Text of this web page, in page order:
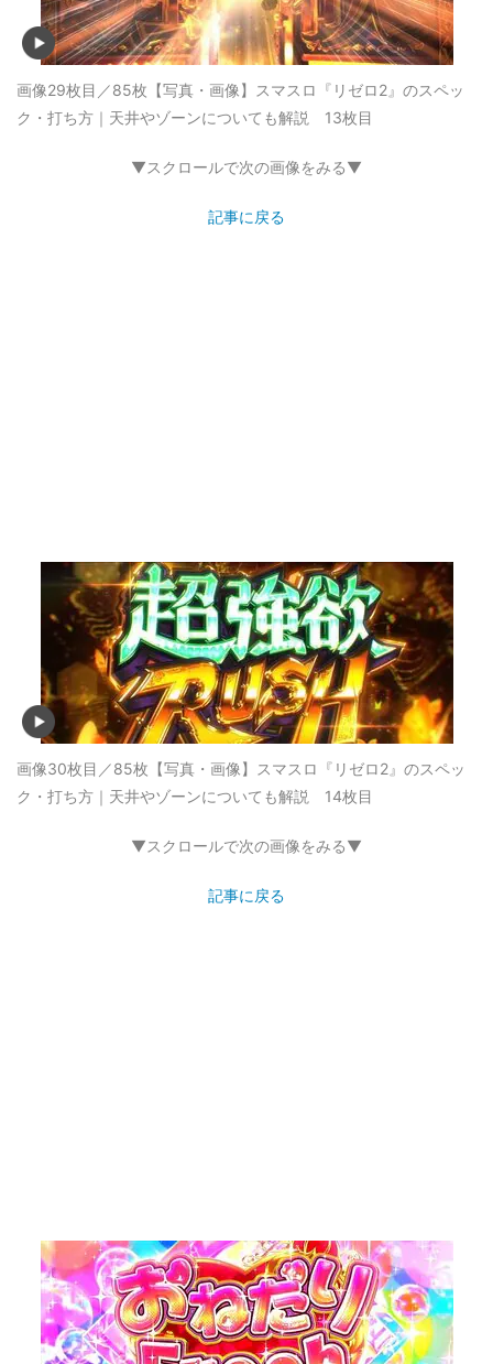
画像29枚目／85枚 【写真・画像】スマスロ『リゼロ2』のスペッ
ク・打ち方｜天井やゾーンについても解説 13枚目
▼スクロールで次の画像をみる▼
記事に戻る
画像30枚目／85枚 【写真・画像】スマスロ『リゼロ2』のスペッ
ク・打ち方｜天井やゾーンについても解説 14枚目
▼スクロールで次の画像をみる▼
記事に戻る